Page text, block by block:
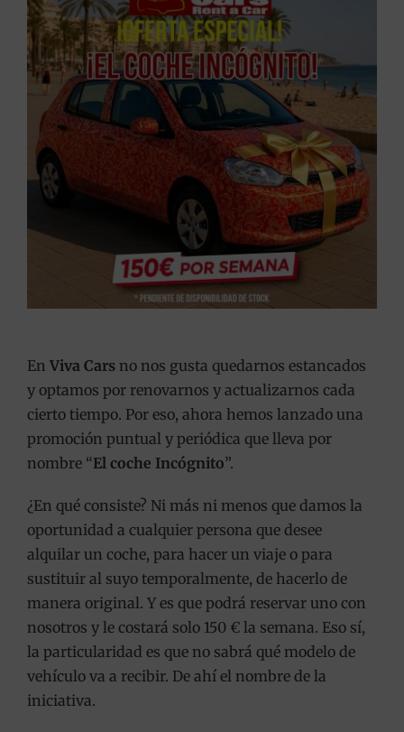
En Viva Carsno nos gusta quedarnos estancados
y optamos por renovarnos y actualizarnos cada
cierto tiempo. Por eso, ahora hemos lanzado una
promoción puntual y periódica que lleva por
nombre “El coche Incógnito”.
¿En qué consiste? Ni más ni menos que damos la
oportunidad a cualquier persona que desee
alquilar un coche, para hacer un viaje o para
sustituir al suyo temporalmente, de hacerlo de
manera original. Y es que podrá reservar uno con
nosotros y le costará solo 150 € la semana. Eso sí,
la particularidad es que no sabrá qué modelo de
vehículo va a recibir. De ahí el nombre de la
iniciativa.